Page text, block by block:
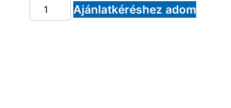
Ajánlatkéréshez adom